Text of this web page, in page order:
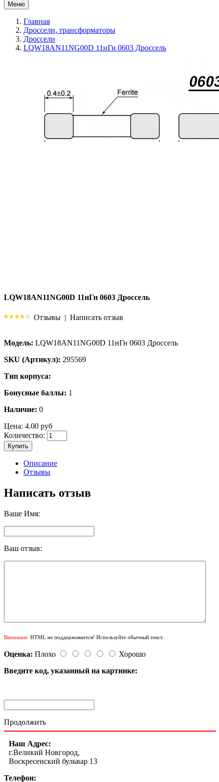
Меню
Главная
Дроссели, трансформаторы
Дроссели
LQW18AN11NG00D 11нГн 0603 Дроссель
LQW18AN11NG00D 11нГн 0603 Дроссель
Отзывы | Написать отзыв
Модель: LQW18AN11NG00D 11нГн 0603 Дроссель
SKU (Артикул): 295569
Тип корпуса:
Бонусные баллы: 1
Наличие: 0
Цена: 4.00 руб
Количество:
Купить
Описание
Отзывы
Написать отзыв
Ваше Имя:
Ваш отзыв:
Внимание: HTML не поддерживается! Используйте обычный текст.
Оценка: Плохо
Хорошо
Введите код, указанный на картинке:
Продолжить
Наш Адрес:
г.Великий Новгород,
Воскресенский бульвар 13
Телефон: